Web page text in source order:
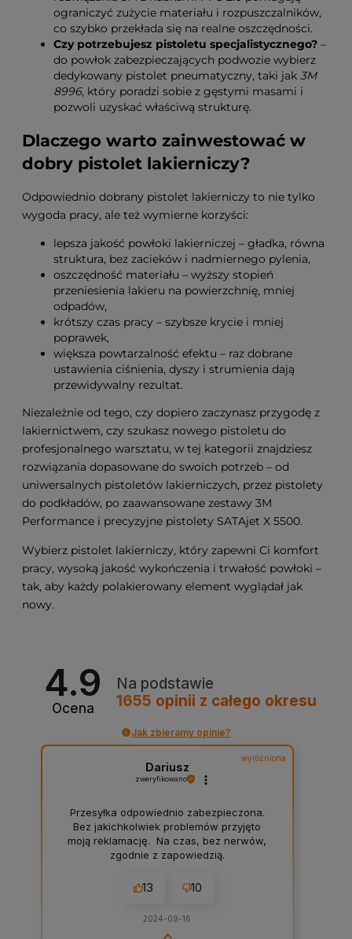
ograniczyć zużycie materiału i rozpuszczalników,
co szybko przekłada się na realne oszczędności.
Czy potrzebujesz pistoletu specjalistycznego? –
do powłok zabezpieczających podwozie wybierz
dedykowany pistolet pneumatyczny, taki jak 3M
8996, który poradzi sobie z gęstymi masami i
pozwoli uzyskać właściwą strukturę.
Dlaczego warto zainwestować w
dobry pistolet lakierniczy?
Odpowiednio dobrany pistolet lakierniczy to nie tylko
wygoda pracy, ale też wymierne korzyści:
lepsza jakość powłoki lakierniczej – gładka, równa
struktura, bez zacieków i nadmiernego pylenia,
oszczędność materiału – wyższy stopień
przeniesienia lakieru na powierzchnię, mniej
odpadów,
krótszy czas pracy – szybsze krycie i mniej
poprawek,
większa powtarzalność efektu – raz dobrane
ustawienia ciśnienia, dyszy i strumienia dają
przewidywalny rezultat.
Niezależnie od tego, czy dopiero zaczynasz przygodę z
lakiernictwem, czy szukasz nowego pistoletu do
profesjonalnego warsztatu, w tej kategorii znajdziesz
rozwiązania dopasowane do swoich potrzeb – od
uniwersalnych pistoletów lakierniczych, przez pistolety
do podkładów, po zaawansowane zestawy 3M
Performance i precyzyjne pistolety SATAjet X 5500.
Wybierz pistolet lakierniczy, który zapewni Ci komfort
pracy, wysoką jakość wykończenia i trwałość powłoki –
tak, aby każdy polakierowany element wyglądał jak
nowy.
4.9
Ocena
Na podstawie
1655 opinii z całego okresu
Jak zbieramy opinie?
wyróżniona
Dariusz
zweryfikowano
Przesyłka odpowiednio zabezpieczona.
Bez jakichkolwiek problemów przyjęto
moją reklamację. Na czas, bez nerwów,
zgodnie z zapowiedzią.
13 10
2024-09-16